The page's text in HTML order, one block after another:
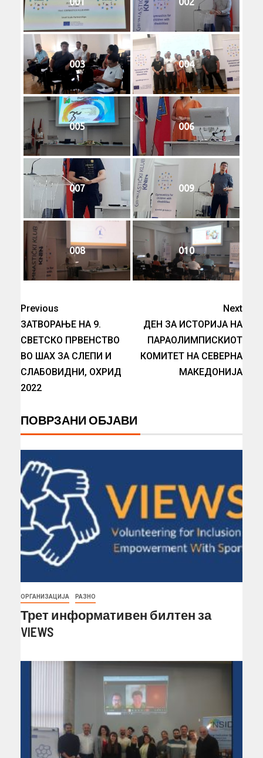
003 004
005 006
007 009
008 010
Previous
ЗАТВОРАЊЕ НА 9.
СВЕТСКО ПРВЕНСТВО
ВО ШАХ ЗА СЛЕПИ И
СЛАБОВИДНИ, ОХРИД
2022
Next
ДЕН ЗА ИСТОРИЈА НА
ПАРАОЛИМПИСКИОТ
КОМИТЕТ НА СЕВЕРНА
МАКЕДОНИЈА
ПОВРЗАНИ ОБЈАВИ
ОРГАНИЗАЦИЈА РАЗНО
Трет информативен билтен за
VIEWS